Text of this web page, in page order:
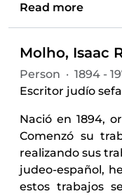
Read more
Molho, Isaac
Person · 1894 -
Escritor judío
Nació en 1894,
Comenzó su
realizando sus
judeo-español,
estos trabajos